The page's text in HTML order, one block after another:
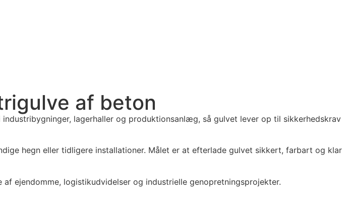
af beton
lagerhaller og produktionsanlæg, så gulvet lever op til sikkerhedskrav
hegn eller tidligere installationer. Målet er at efterlade gulvet sikkert, farbart og klar
ejendomme, logistikudvidelser og industrielle genopretningsprojekter.